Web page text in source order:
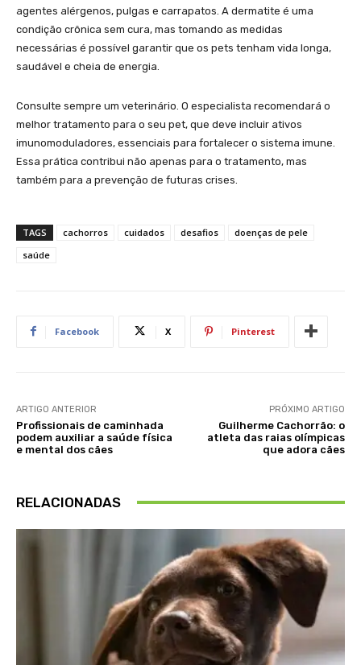
agentes alérgenos, pulgas e carrapatos. A dermatite é uma
condição crônica sem cura, mas tomando as medidas
necessárias é possível garantir que os pets tenham vida longa,
saudável e cheia de energia.
Consulte sempre um veterinário. O especialista recomendará o
melhor tratamento para o seu pet, que deve incluir ativos
imunomoduladores, essenciais para fortalecer o sistema imune.
Essa prática contribui não apenas para o tratamento, mas
também para a prevenção de futuras crises.
TAGS cachorros cuidados desafios
doenças de pele
saúde
Facebook X Pinterest
ARTIGO ANTERIOR
Profissionais de caminhada
podem auxiliar a saúde física
e mental dos cães
PRÓXIMO ARTIGO
Guilherme Cachorrão: o
atleta das raias olímpicas
que adora cães
RELACIONADAS